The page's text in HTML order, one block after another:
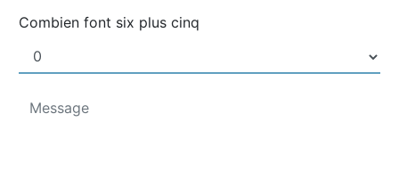
Combien font six plus cinq